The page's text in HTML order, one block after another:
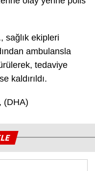
sağlık ekipleri
ambulansla
tedaviye
kaldırıldı.
(DHA)